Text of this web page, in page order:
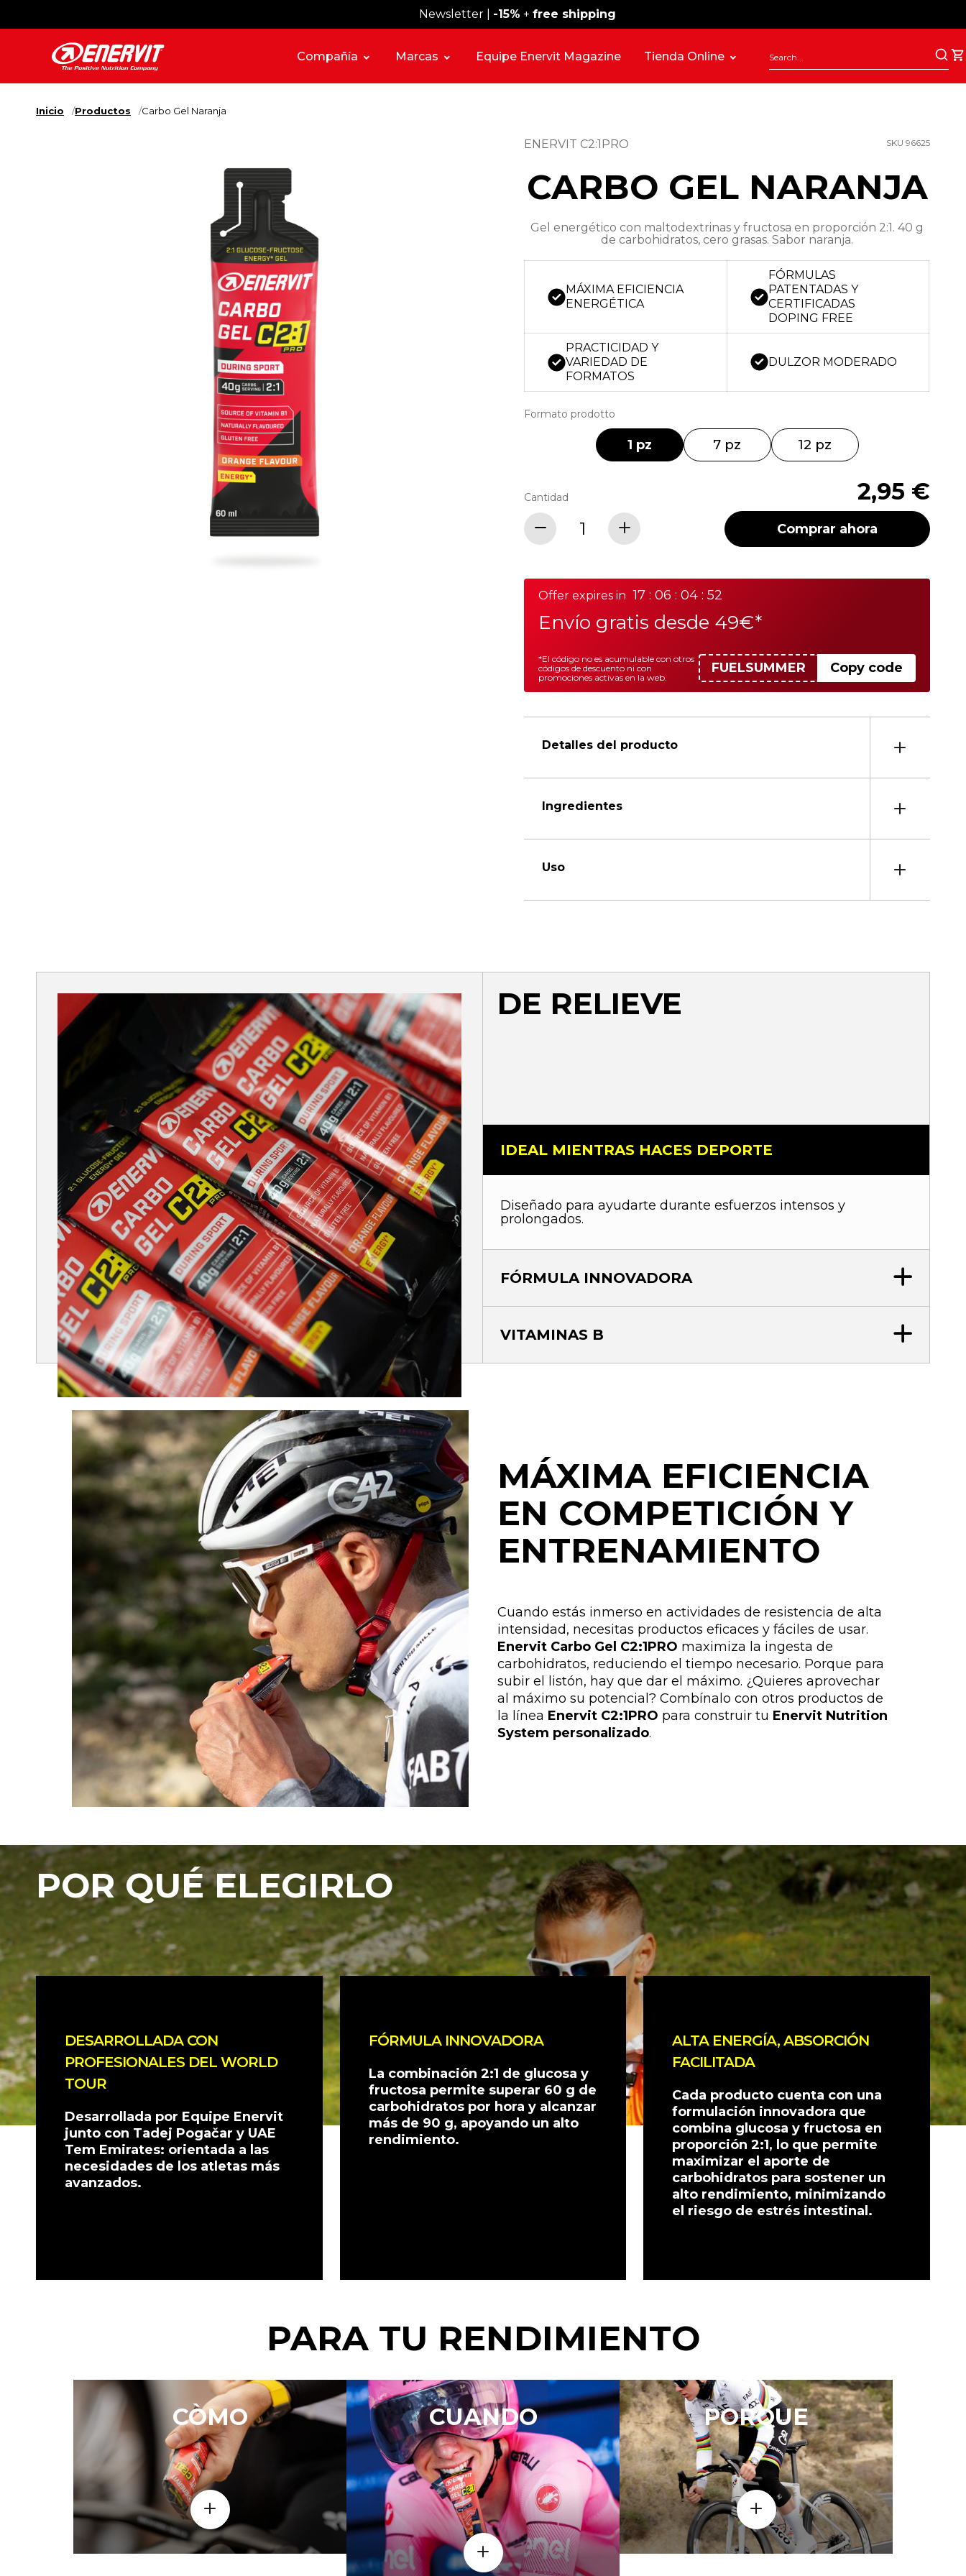
Envío gratis desde 59 €
Newsletter | -15% + free shipping
Compañía Marcas Equipe Enervit Magazine Tienda Online
Inicio Productos Carbo Gel Naranja
ENERVIT C2:1PRO SKU 96625
CARBO GEL NARANJA
Gel energético con maltodextrinas y fructosa en proporción 2:1. 40 g
de carbohidratos, cero grasas. Sabor naranja.
MÁXIMA EFICIENCIA
ENERGÉTICA
FÓRMULAS
PATENTADAS Y
CERTIFICADAS
DOPING FREE
PRACTICIDAD Y
VARIEDAD DE
FORMATOS
DULZOR MODERADO
Formato prodotto
1 pz 7 pz 12 pz
2,95 €
Cantidad
Comprar ahora
Offer expires in 17 : 06 : 04 : 52
Envío gratis desde 49€*
FUELSUMMER Copy code
*El código no es acumulable con otros
códigos de descuento ni con
promociones activas en la web.
Detalles del producto
Ingredientes
Uso
DE RELIEVE
IDEAL MIENTRAS HACES DEPORTE
Diseñado para ayudarte durante esfuerzos intensos y
prolongados.
FÓRMULA INNOVADORA
VITAMINAS B
MÁXIMA EFICIENCIA
EN COMPETICIÓN Y
ENTRENAMIENTO
Cuando estás inmerso en actividades de resistencia de alta
intensidad, necesitas productos eficaces y fáciles de usar.
Enervit Carbo Gel C2:1PRO maximiza la ingesta de
carbohidratos, reduciendo el tiempo necesario. Porque para
subir el listón, hay que dar el máximo. ¿Quieres aprovechar
al máximo su potencial? Combínalo con otros productos de
la línea Enervit C2:1PRO para construir tu Enervit Nutrition
System personalizado.
POR QUÉ ELEGIRLO
DESARROLLADA CON
PROFESIONALES DEL WORLD
TOUR
Desarrollada por Equipe Enervit
junto con Tadej Pogačar y UAE
Tem Emirates: orientada a las
necesidades de los atletas más
avanzados.
FÓRMULA INNOVADORA
La combinación 2:1 de glucosa y
fructosa permite superar 60 g de
carbohidratos por hora y alcanzar
más de 90 g, apoyando un alto
rendimiento.
ALTA ENERGÍA, ABSORCIÓN
FACILITADA
Cada producto cuenta con una
formulación innovadora que
combina glucosa y fructosa en
proporción 2:1, lo que permite
maximizar el aporte de
carbohidratos para sostener un
alto rendimiento, minimizando
el riesgo de estrés intestinal.
PARA TU RENDIMIENTO
CÒMO CUANDO PORQUE